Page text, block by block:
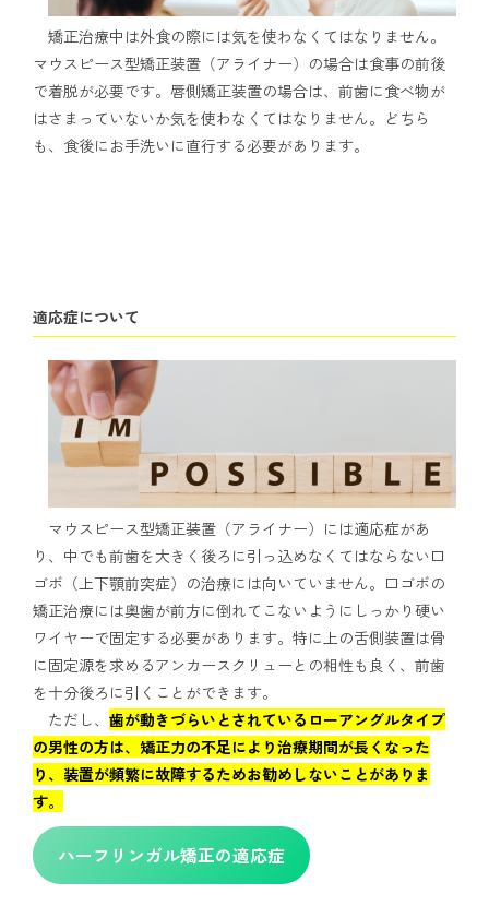
矯正治療中は外食の際には気を使わなくてはなりません。
マウスピース型矯正装置（アライナー）の場合は食事の前後
で着脱が必要です。唇側矯正装置の場合は、前歯に食べ物が
はさまっていないか気を使わなくてはなりません。どちら
も、食後にお手洗いに直行する必要があります。
適応症について
マウスピース型矯正装置（アライナー）には適応症があ
り、中でも前歯を大きく後ろに引っ込めなくてはならない口
ゴボ（上下顎前突症）の治療には向いていません。口ゴボの
矯正治療には奥歯が前方に倒れてこないようにしっかり硬い
ワイヤーで固定する必要があります。特に上の舌側装置は骨
に固定源を求めるアンカースクリューとの相性も良く、前歯
を十分後ろに引くことができます。
ただし、 歯が動きづらいとされているローアングルタイプ
の男性の方は、矯正力の不足により治療期間が長くなった
り、装置が頻繁に故障するためお勧めしないことがありま
す。
ハーフリンガル矯正の適応症